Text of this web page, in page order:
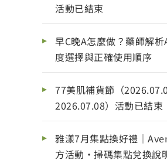
活動已結束
早C晚A怎麼做？藥師解析
度選擇與正確使用順序
77美肌補貨節（
2026.07.08）活動已結束
雅漾7月集點換好禮｜
方活動・掃碼集點兌換說